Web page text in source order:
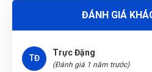
Nguyễn Văn Trung(Tỉnh Yên Bái)
RĂNG CÁN THÉP 18 "/450mm,
DÙNG CÔNG NGHIỆP W102012
Nguyễn Thị Ánh Nguyệt
MỎ LẾT RĂNG CÁN THÉP 18 "/
ĐÁNH GIÁ
TĐ
Trực Đặng
(Đánh giá 1 năm trước)